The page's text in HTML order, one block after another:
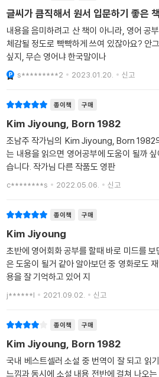
글씨가 큼직해서 원서 입문하기 좋은 책
내용을 음미하려고 산 책이 아니라, 영어 공
체감될 정도로 빡빡하게 쓰여 있잖아요? 안
싶지, 무슨 영어냐 한국말이나
s*********2 2023.01.20. 신고
종이책 구매
Kim Jiyoung, Born 1982
조남주 작가님의 Kim Jiyoung, Born 1982의 리뷰입니다. 이 책을 처음 책으로 한번 보고, 영화 개봉했을 때 영화로도 한번 보고 이
는 내용을 읽으면 영어공부에 도움이 될까
습니다. 작가님 다른 작품도 영판
c********s 2022.05.06. 신고
종이책 구매
Kim Jiyoung
초반에 영어회화 공부를 할때 바로 미드를
은 도움이 될거 같아 알아보던 중 영화로도
용을 잘 기억하고 있어 지
j******l 2021.09.02. 신고
종이책 구매
Kim Jiyoung, Born 1982
국내 베스트셀러 소설 중 번역이 잘 되고 읽
느낌과 동시에 소설 내용 전반에 걸쳐 나오